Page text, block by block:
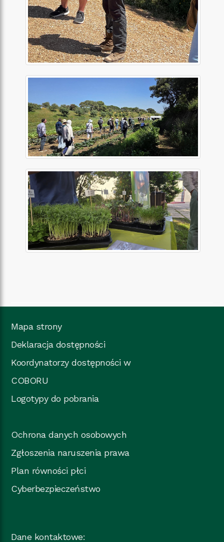
Mapa strony
Deklaracja dostępności
Koordynatorzy dostępności w
COBORU
Logotypy do pobrania
Ochrona danych osobowych
Zgłoszenia naruszenia prawa
Plan równości płci
Cyberbezpieczeństwo
Dane kontaktowe: